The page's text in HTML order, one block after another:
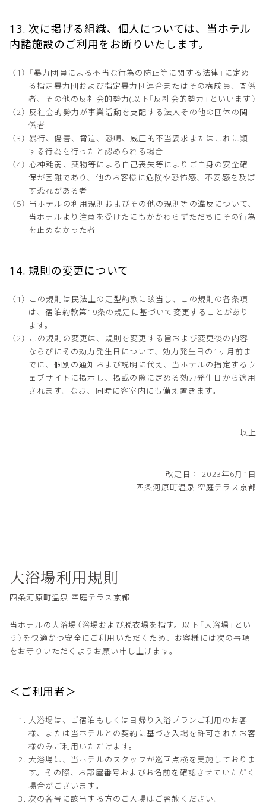
13. 次に掲げる組織、個人については、当ホテル
内諸施設のご利用をお断りいたします。
「暴力団員による不当な行為の防止等に関する法律」に定め
る指定暴力団および指定暴力団連合またはその構成員、関係
者、その他の反社会的勢力(以下「反社会的勢力」といいます）
反社会的勢力が事業活動を支配する法人その他の団体の関
係者
暴行、傷害、脅迫、恐喝、威圧的不当要求またはこれに類
する行為を行ったと認められる場合
心神耗弱、薬物等による自己喪失等によりご自身の安全確
保が困難であり、他のお客様に危険や恐怖感、不安感を及ぼ
す恐れがある者
当ホテルの利用規則およびその他の規則等の違反について、
当ホテルより注意を受けたにもかかわらずただちにその行為
を止めなかった者
14. 規則の変更について
この規則は民法上の定型約款に該当し、この規則の各条項
は、宿泊約款第19条の規定に基づいて変更することがあり
ます。
この規則の変更は、規則を変更する旨および変更後の内容
ならびにその効力発生日について、効力発生日の1ヶ月前ま
でに、個別の通知および説明に代え、当ホテルの指定するウ
ェブサイトに掲示し、掲載の際に定める効力発生日から適用
されます。なお、同時に客室内にも備え置きます。
以上
改定日： 2023年6月1日
四条河原町温泉 空庭テラス京都
大浴場利用規則
四条河原町温泉 空庭テラス京都
当ホテルの大浴場（浴場および脱衣場を指す。以下「大浴場」とい
う）を快適かつ安全にご利用いただくため、お客様には次の事項
をお守りいただくようお願い申し上げます。
＜ご利用者＞
大浴場は、ご宿泊もしくは日帰り入浴プランご利用のお客
様、または当ホテルとの契約に基づき入場を許可されたお客
様のみご利用いただけます。
大浴場は、当ホテルのスタッフが巡回点検を実施しておりま
す。その際、お部屋番号およびお名前を確認させていただく
場合がございます。
次の各号に該当する方のご入場はご容赦ください。